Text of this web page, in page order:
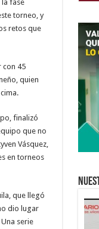
fase
torneo, y
retos que
con 45
quien
finalizó
que no
Vásquez,
en torneos
que llegó
dio lugar
serie